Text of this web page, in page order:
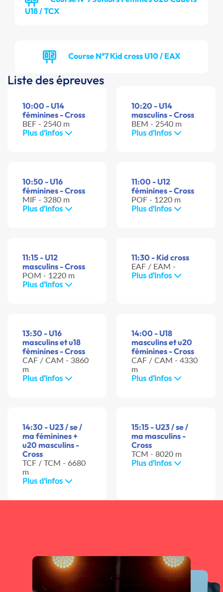
U18 / TCX
Course N°7 Kid cross U10 / EAX
Liste des épreuves
10:00 - U14
féminines - Cross
BEF - 2540 m
Plus d'infos
10:20 - U14
masculins - Cross
BEM - 2540 m
Plus d'infos
10:50 - U16
féminines - Cross
MIF - 3280 m
Plus d'infos
11:00 - U12
féminines - Cross
POF - 1220 m
Plus d'infos
11:15 - U12
masculins - Cross
POM - 1220 m
Plus d'infos
11:30 - Kid cross
EAF / EAM -
Plus d'infos
13:30 - U16
masculins et u18
féminines - Cross
CAF / CAM - 3860
m
Plus d'infos
14:00 - U18
masculins et u20
féminines - Cross
CAF / CAM - 4330
m
Plus d'infos
14:30 - U23 / se /
ma féminines +
u20 masculins -
Cross
TCF / TCM - 6680
m
Plus d'infos
15:15 - U23 / se /
ma masculins -
Cross
TCM - 8020 m
Plus d'infos